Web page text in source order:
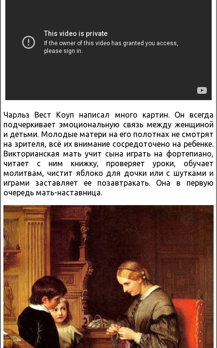
Чарльз Вест Коуп написал много картин. Он всегда
подчеркивает эмоциональную связь между женщиной
и детьми. Молодые матери на его полотнах не смотрят
на зрителя, всё их внимание сосредоточено на ребенке.
Викторианская мать учит сына играть на фортепиано,
читает с ним книжку, проверяет уроки, обучает
молитвам, чистит яблоко для дочки или с шутками и
играми заставляет ее позавтракать. Она в первую
очередь мать-наставница.